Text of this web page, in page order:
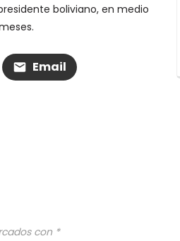
boliviano, en medio
Email
con *